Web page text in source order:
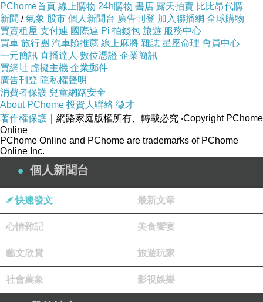
商品網址
PChome首頁 線上購物 24h購物 書店 露天拍賣 比比昂代購
新聞 /氣象 股市 個人新聞台 廣告刊登 加入聯播網 全球購物
買賣租屋 支付連 國際連 Pi 拍錢包 旅遊 服務中心
買車 旅行團 汽車險推薦 線上麻將 雜誌 星座命理 會員中心
一元簡訊 直播達人 數位憑證 企業簡訊
買網址 虛擬主機 企業郵件
廣告刊登 隱私權聲明
消費者保護 兒童網路安全
About PChome 投資人聯絡 徵才
著作權保護 ｜網路家庭版權所有、轉載必究 ‧Copyright PChome
Online
PChome Online and PChome are trademarks of PChome
Online Inc.
個人新聞台
快速發文 最新文章
心情雜記 美食饗宴
藝文欣賞 旅遊玩家
社會萬象 影視娛樂